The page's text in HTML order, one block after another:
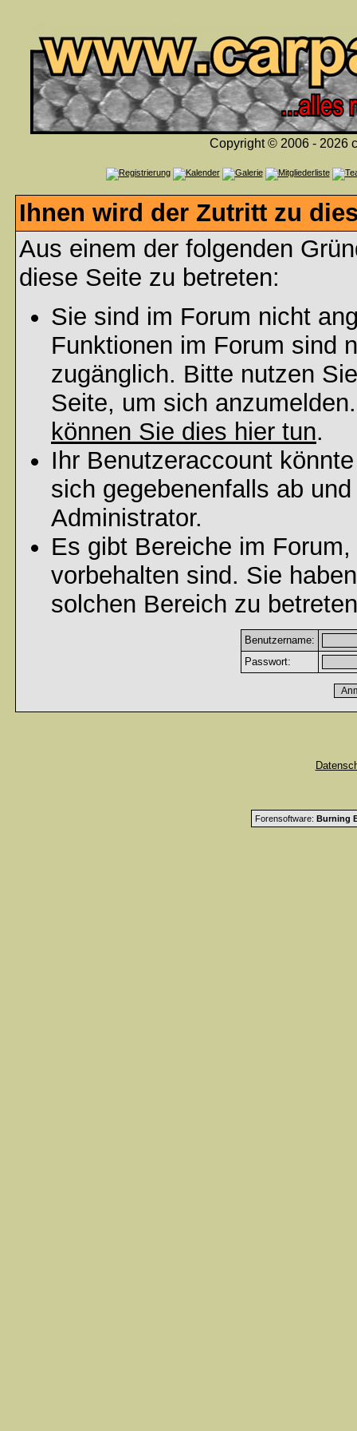
Copyright © 2006 - 2026
Ihnen wird der Zutritt zu
Aus einem der folgenden
diese Seite zu betreten:
Sie sind im Forum nicht
Funktionen im Forum sind
zugänglich. Bitte nutzen
Seite, um sich
können Sie dies hier tun.
Ihr Benutzeraccount
sich gegebenenfalls ab
Administrator.
Es gibt Bereiche im
vorbehalten sind. Sie
solchen Bereich zu
Benutzername:
Passwort:
Forensoftware: Burning